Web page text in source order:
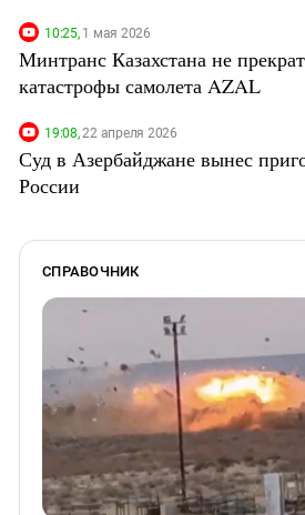
10:25,1 мая 2026
Минтранс Казахстана не
катастрофы самолета AZAL
19:08,22 апреля 2026
Суд в Азербайджане вынес
России
СПРАВОЧНИК